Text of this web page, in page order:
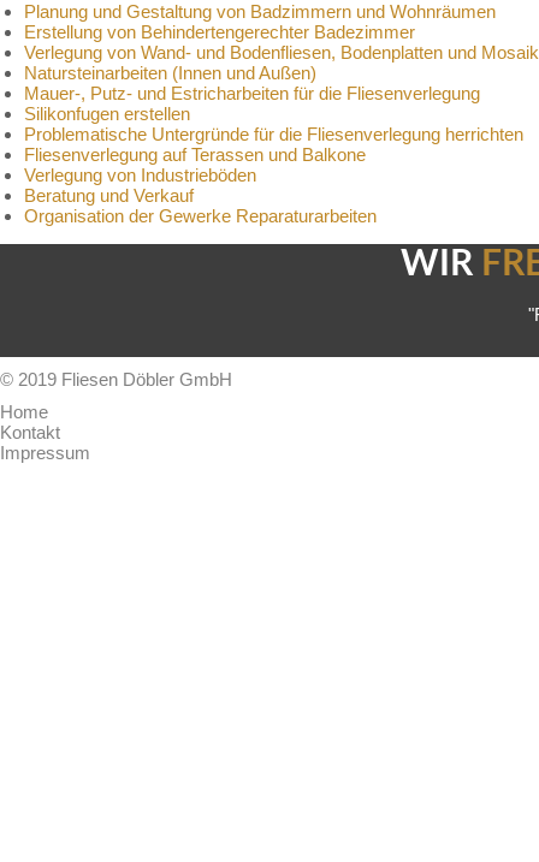
Planung und Gestaltung von Badzimmern und Wohnräumen
Erstellung von Behindertengerechter Badezimmer
Verlegung von Wand- und Bodenfliesen, Bodenplatten und Mosaik
Natursteinarbeiten (Innen und Außen)
Mauer-, Putz- und Estricharbeiten für die Fliesenverlegung
Silikonfugen erstellen
Problematische Untergründe für die Fliesenverlegung herrichten
Fliesenverlegung auf Terassen und Balkone
Verlegung von Industrieböden
Beratung und Verkauf
Organisation der Gewerke Reparaturarbeiten
WIR
© 2019 Fliesen Döbler GmbH
Home
Kontakt
Impressum